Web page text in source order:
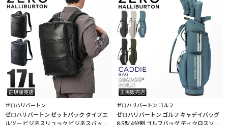
ゼロハリバートン
ゼロハリバートン ゼットパック タイプエ
ルツー ビジネスリュック ビジネスバッグ
ゼロハリバートン ゴルフ
ゼロハリバートン ゴルフ キャデイバッグ
8.5型 4分割 ゴルフバッグ ディクロスソロ